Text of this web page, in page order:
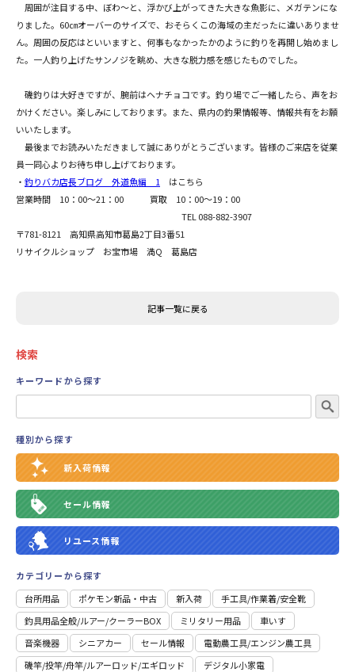
周囲が注目する中、ぼわ～と、浮かび上がってきた大きな魚影に、メガテンにな
りました。60㎝オーバーのサイズで、おそらくこの海域の主だったに違いありませ
ん。周囲の反応はといいますと、何事もなかったかのように釣りを再開し始めまし
た。一人釣り上げたサンノジを眺め、大きな脱力感を感じたものでした。
磯釣りは大好きですが、腕前はヘナチョコです。釣り場でご一緒したら、声をお
かけください。楽しみにしております。また、県内の釣果情報等、情報共有をお願
いいたします。
最後までお読みいただきまして誠にありがとうございます。皆様のご来店を従業
員一同心よりお待ち申し上げております。
・ 釣りバカ店長ブログ 外道魚編 1
はこちら
営業時間 10：00～21：00 買取 10：00～19：00
TEL 088-882-3907
〒781-8121 高知県高知市葛島2丁目3番51
リサイクルショップ お宝市場 満Q 葛島店
記事一覧に戻る
検索
キーワードから探す
種別から探す
新入荷情報
セール情報
リユース情報
カテゴリーから探す
台所用品
ポケモン新品・中古 新入荷
⼿⼯具/作業着/安全靴
釣具用品全般/ルアー/クーラーBOX
ミリタリー用品
車いす
音楽機器
シニアカー セール情報
電動農工具/エンジン農工具
磯竿/投竿/舟竿/ルアーロッド/エギロッド
デジタル小家電